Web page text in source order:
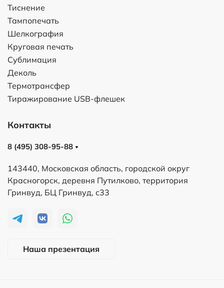
Тиснение
Тампопечать
Шелкография
Круговая печать
Сублимация
Деколь
Термотрансфер
Тиражирование USB-флешек
Контакты
8 (495) 308-95-88
143440, Московская область, городской округ
Красногорск, деревня Путилково, территория
Гринвуд, БЦ Гринвуд, с33
Наша презентация